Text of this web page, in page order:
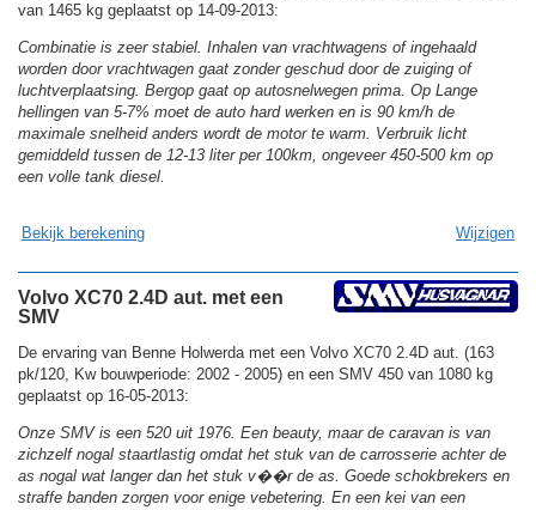
van 1465 kg geplaatst op 14-09-2013:
Combinatie is zeer stabiel. Inhalen van vrachtwagens of ingehaald
worden door vrachtwagen gaat zonder geschud door de zuiging of
luchtverplaatsing. Bergop gaat op autosnelwegen prima. Op Lange
hellingen van 5-7% moet de auto hard werken en is 90 km/h de
maximale snelheid anders wordt de motor te warm. Verbruik licht
gemiddeld tussen de 12-13 liter per 100km, ongeveer 450-500 km op
een volle tank diesel.
Bekijk berekening Wijzigen
Volvo XC70 2.4D aut. met een
SMV
De ervaring van Benne Holwerda met een Volvo XC70 2.4D aut. (163
pk/120, Kw bouwperiode: 2002 - 2005) en een SMV 450 van 1080 kg
geplaatst op 16-05-2013:
Onze SMV is een 520 uit 1976. Een beauty, maar de caravan is van
zichzelf nogal staartlastig omdat het stuk van de carrosserie achter de
as nogal wat langer dan het stuk v��r de as. Goede schokbrekers en
straffe banden zorgen voor enige vebetering. En een kei van een